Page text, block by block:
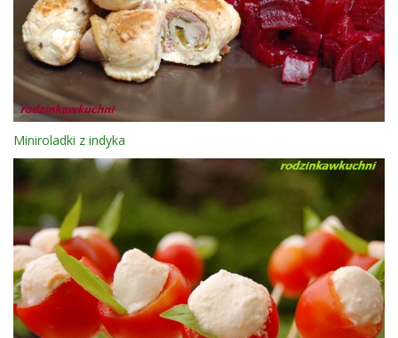
Miniroladki z indyka